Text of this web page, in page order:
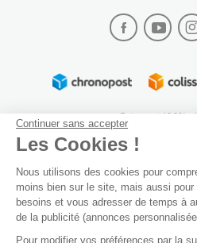
Paiement 100%
Plan du site Mentions légales
Continuer sans accepter
Les Cookies !
Nous utilisons des cookies pour
moins bien sur le site, mais aussi
besoins et vous adresser de temps à
de la publicité (annonces
Pour modifier vos préférences par la